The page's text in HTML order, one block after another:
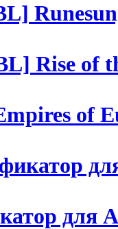
Rise of
of
для